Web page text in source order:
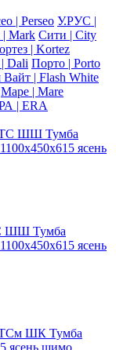
| Perseo У.РУС |
Mark Сити | City
| Kortez
Dali Порто | Porto
| Flash White
Маре | Mare
| ERA
ШШ Тумба
ясень